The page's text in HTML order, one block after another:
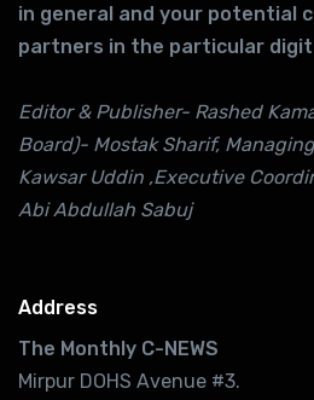
in general and your potential
partners in the particular
Editor & Publisher- Rashed
Board)- Mostak Sharif,
Kawsar Uddin ,Executive
Abi Abdullah Sabuj
Address
The Monthly C-NEWS
Mirpur DOHS Avenue #3.